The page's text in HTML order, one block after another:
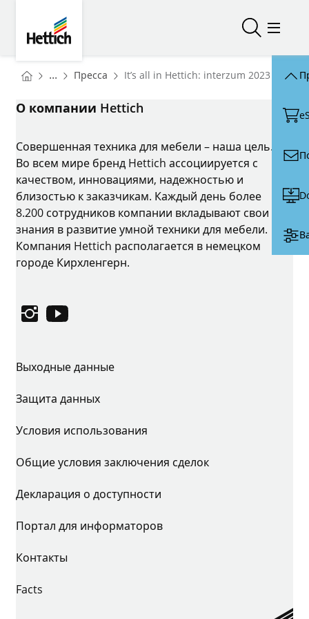
Открыть/
You are here:
Homepage
... Пресса Homepage
It’s all in Hettich: interzum 2023
О компании Hettich
Совершенная техника для мебели – наша цель.
Во всем мире бренд Hettich ассоциируется с
качеством, инновациями, надежностью и
близостью к заказчикам. Каждый день более
8.200 сотрудников компании вкладывают свои
знания в развитие умной техники для мебели.
Компания Hettich располагается в немецком
городе Кирхленгерн.
InstagramYouTube
Выходные данные
Защита данных
Условия использования
Общие условия заключения сделок
Декларация о доступности
Портал для информаторов
Контакты
Facts